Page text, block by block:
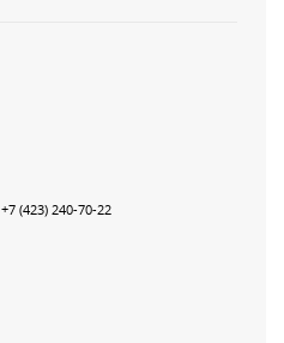
+7 (423) 240-70-22